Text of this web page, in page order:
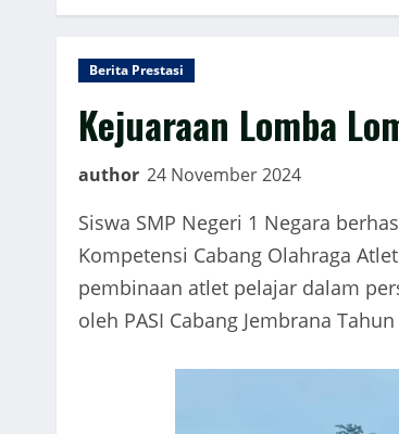
Berita Prestasi
Kejuaraan Lomba
author 24 November 2024
Siswa SMP Negeri 1 Negara
Kompetensi Cabang Olahraga
pembinaan atlet pelajar dalam
oleh PASI Cabang Jembrana